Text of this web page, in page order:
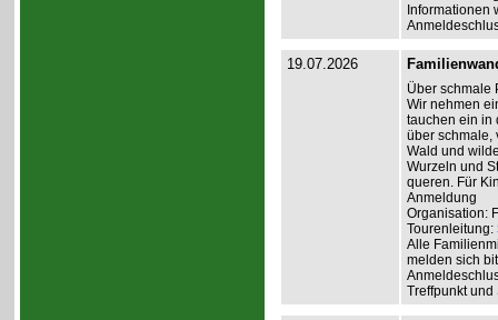
Informationen
19.07.2026
Über schmale
Wir nehmen
tauchen ein in
über schmale,
Wald und
Wurzeln und
queren. Für
Anmeldung
Organisation:
Tourenleitung:
Alle
melden sich
Treffpunkt und